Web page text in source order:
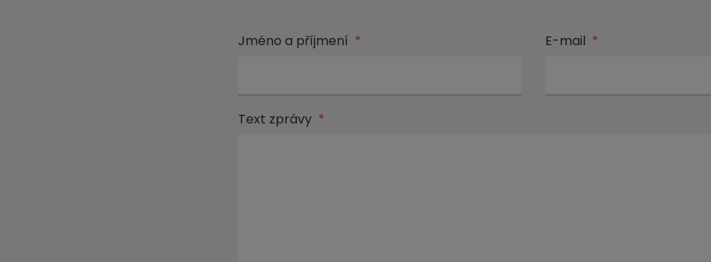
Jméno a příjmení * E-mail *
Text zprávy *